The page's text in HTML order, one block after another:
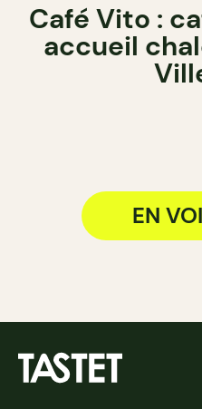
Café Vito :
accueil
EN